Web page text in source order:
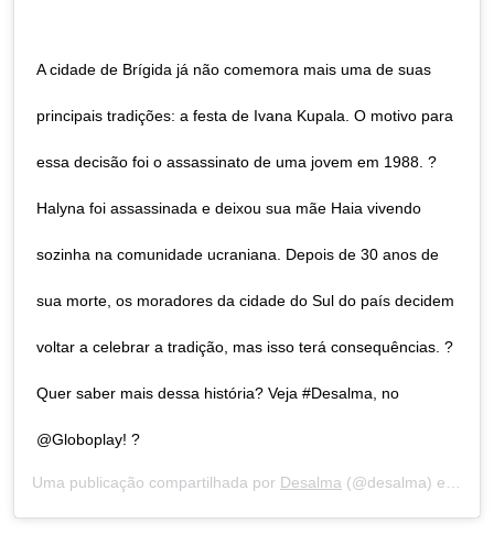
A cidade de Brígida já não comemora mais uma de suas
principais tradições: a festa de Ivana Kupala. O motivo para
essa decisão foi o assassinato de uma jovem em 1988. ?
Halyna foi assassinada e deixou sua mãe Haia vivendo
sozinha na comunidade ucraniana. Depois de 30 anos de
sua morte, os moradores da cidade do Sul do país decidem
voltar a celebrar a tradição, mas isso terá consequências. ?
Quer saber mais dessa história? Veja #Desalma, no
@Globoplay! ?
Uma publicação compartilhada por Desalma (@desalma) em